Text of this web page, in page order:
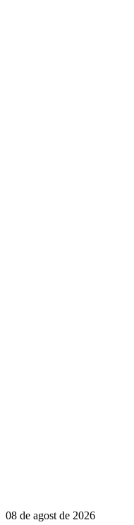
08 de agost de 2026